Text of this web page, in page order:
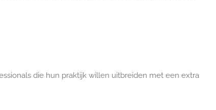
die hun praktijk willen uitbreiden met een extra